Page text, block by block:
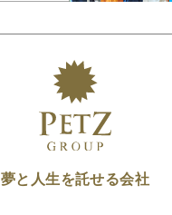
夢と人生を託せる会社